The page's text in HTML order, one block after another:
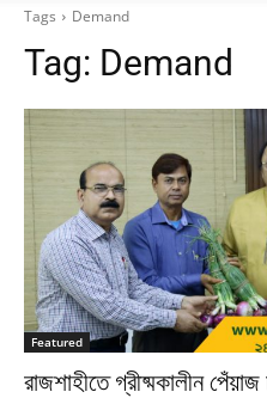
Tags Demand
Tag: Demand
Featured
রাজশাহীতে গ্রীষ্মকালীন পেঁয়াজ